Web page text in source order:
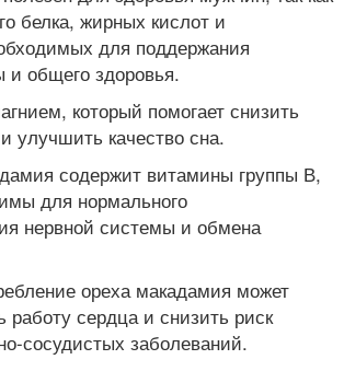
белка, жирных кислот и
для поддержания
общего здоровья.
который помогает снизить
улучшить качество сна.
содержит витамины группы В,
для нормального
нервной системы и обмена
ореха макадамия может
сердца и снизить риск
сосудистых заболеваний.